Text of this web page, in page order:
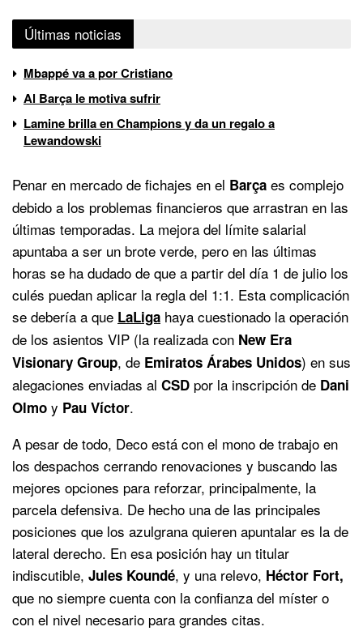
Últimas noticias
Mbappé va a por Cristiano
Al Barça le motiva sufrir
Lamine brilla en Champions y da un regalo a
Lewandowski
Penar en mercado de fichajes en el Barça es complejo
debido a los problemas financieros que arrastran en las
últimas temporadas. La mejora del límite salarial
apuntaba a ser un brote verde, pero en las últimas
horas se ha dudado de que a partir del día 1 de julio los
culés puedan aplicar la regla del 1:1. Esta complicación
se debería a que LaLiga haya cuestionado la operación
de los asientos VIP (la realizada con New Era
Visionary Group, de Emiratos Árabes Unidos) en sus
alegaciones enviadas al CSD por la inscripción de Dani
Olmo y Pau Víctor.
A pesar de todo, Deco está con el mono de trabajo en
los despachos cerrando renovaciones y buscando las
mejores opciones para reforzar, principalmente, la
parcela defensiva. De hecho una de las principales
posiciones que los azulgrana quieren apuntalar es la de
lateral derecho. En esa posición hay un titular
indiscutible, Jules Koundé, y una relevo, Héctor Fort,
que no siempre cuenta con la confianza del míster o
con el nivel necesario para grandes citas.